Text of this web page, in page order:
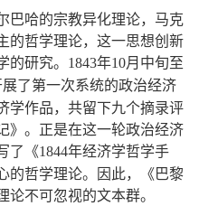
巴哈的宗教异化理论， 马克
的哲学理论， 这一思想创新
的研究。 1843年10月中旬至
了第一次系统的政治经济
学作品， 共留下九个摘录评
。 正是在这一轮政治经济
了《1844年经济学哲学手
的哲学理论。 因此，
《巴黎
论不可忽视的文本群。